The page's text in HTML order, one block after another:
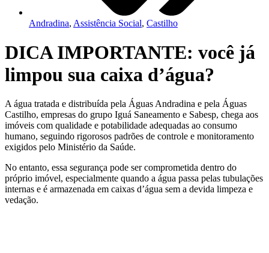
Andradina, Assistência Social, Castilho
DICA IMPORTANTE: você já
limpou sua caixa d’água?
A água tratada e distribuída pela Águas Andradina e pela Águas
Castilho, empresas do grupo Iguá Saneamento e Sabesp, chega aos
imóveis com qualidade e potabilidade adequadas ao consumo
humano, seguindo rigorosos padrões de controle e monitoramento
exigidos pelo Ministério da Saúde.
No entanto, essa segurança pode ser comprometida dentro do
próprio imóvel, especialmente quando a água passa pelas tubulações
internas e é armazenada em caixas d’água sem a devida limpeza e
vedação.